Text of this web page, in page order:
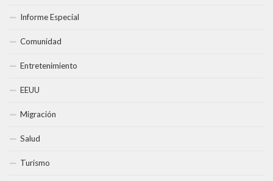
Informe Especial
Comunidad
Entretenimiento
EEUU
Migración
Salud
Turismo